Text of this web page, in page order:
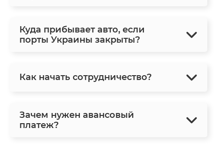
Куда прибывает авто, если
порты Украины закрыты?
Как начать сотрудничество?
Зачем нужен авансовый
платеж?